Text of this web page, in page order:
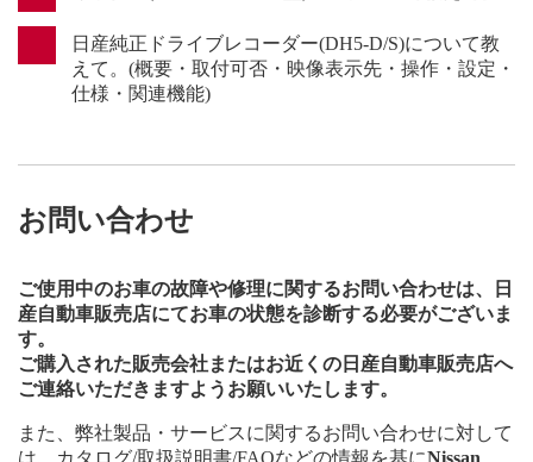
日産純正ドライブレコーダー(DH5-D/S)について教
えて。(概要・取付可否・映像表示先・操作・設定・
仕様・関連機能)
お問い合わせ
ご使用中のお車の故障や修理に関するお問い合わせは、日
産自動車販売店にてお車の状態を診断する必要がございま
す。
ご購入された販売会社またはお近くの日産自動車販売店へ
ご連絡いただきますようお願いいたします。
また、弊社製品・サービスに関するお問い合わせに対して
は、カタログ/取扱説明書/FAQなどの情報を基にNissan